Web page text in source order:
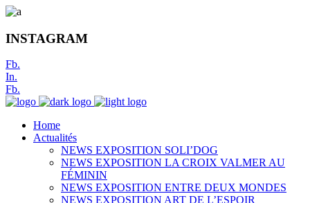
INSTAGRAM
Fb.
In.
Fb.
Home
Actualités
NEWS EXPOSITION SOLI’DOG
NEWS EXPOSITION LA CROIX VALMER AU
FÉMININ
NEWS EXPOSITION ENTRE DEUX MONDES
NEWS EXPOSITION ART DE L’ESPOIR